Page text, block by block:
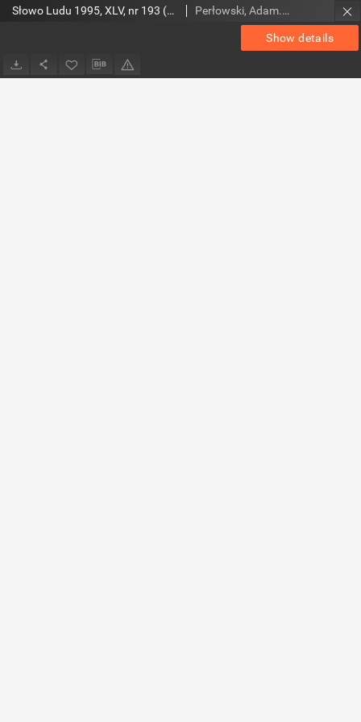
Show details
Słowo Ludu 1995, XLV, nr 193 (Nad Wisłą i Kamienną) Perłowski, Adam. Red.